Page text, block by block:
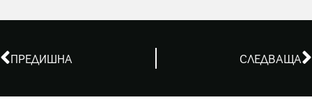
ПРЕДИШНА СЛЕДВАЩА